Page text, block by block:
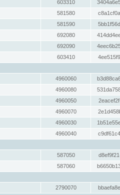
603310
581580
581590
692080
692090
603410
4960060
4960080
4960050
4960070
4960030
4960040
587050
587060
2790070